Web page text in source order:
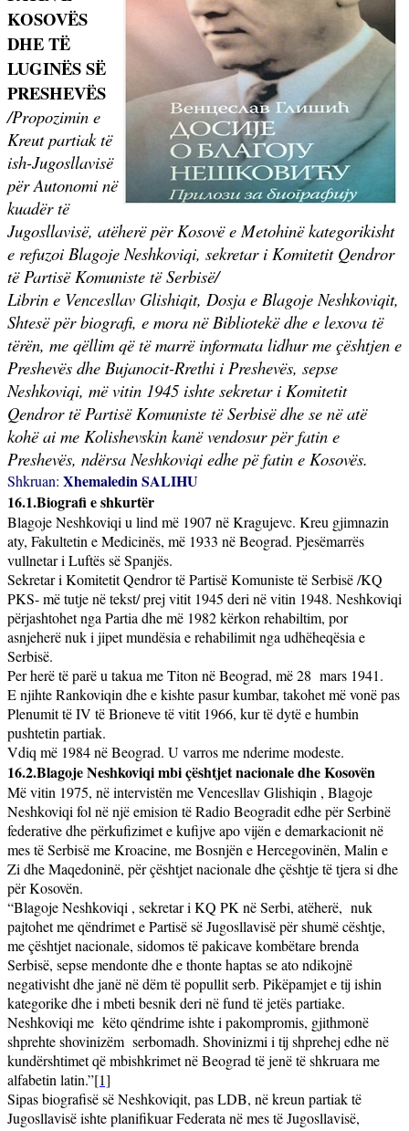
KOSOVËS
DHE TË
LUGINËS SË
PRESHEVËS
/Propozimin e
Kreut partiak të
ish-Jugosllavisë
për Autonomi në
kuadër të
Jugosllavisë, atëherë për Kosovë e Metohinë kategorikisht
e refuzoi Blagoje Neshkoviqi, sekretar i Komitetit Qendror
të Partisë Komuniste të Serbisë/
Librin e Vencesllav Glishiqit, Dosja e Blagoje Neshkoviqit,
Shtesë për biografi, e mora në Bibliotekë dhe e lexova të
tërën, me qëllim që të marrë informata lidhur me çështjen e
Preshevës dhe Bujanocit-Rrethi i Preshevës, sepse
Neshkoviqi, më vitin 1945 ishte sekretar i Komitetit
Qendror të Partisë Komuniste të Serbisë dhe se në atë
kohë ai me Kolishevskin kanë vendosur për fatin e
Preshevës, ndërsa Neshkoviqi edhe pë fatin e Kosovës.
Shkruan: Xhemaledin SALIHU
16.1.Biografi e shkurtër
Blagoje Neshkoviqi u lind më 1907 në Kragujevc. Kreu gjimnazin
aty, Fakultetin e Medicinës, më 1933 në Beograd. Pjesëmarrës
vullnetar i Luftës së Spanjës.
Sekretar i Komitetit Qendror të Partisë Komuniste të Serbisë /KQ
PKS- më tutje në tekst/ prej vitit 1945 deri në vitin 1948. Neshkoviqi
përjashtohet nga Partia dhe më 1982 kërkon rehabiltim, por
asnjeherë nuk i jipet mundësia e rehabilimit nga udhëheqësia e
Serbisë.
Per herë të parë u takua me Titon në Beograd, më 28 mars 1941.
E njihte Rankoviqin dhe e kishte pasur kumbar, takohet më vonë pas
Plenumit të IV të Brioneve të vitit 1966, kur të dytë e humbin
pushtetin partiak.
Vdiq më 1984 në Beograd. U varros me nderime modeste.
16.2.Blagoje Neshkoviqi mbi çështjet nacionale dhe Kosovën
Më vitin 1975, në intervistën me Vencesllav Glishiqin , Blagoje
Neshkoviqi fol në një emision të Radio Beogradit edhe për Serbinë
federative dhe përkufizimet e kufijve apo vijën e demarkacionit në
mes të Serbisë me Kroacine, me Bosnjën e Hercegovinën, Malin e
Zi dhe Maqedoninë, për çështjet nacionale dhe çështje të tjera si dhe
për Kosovën.
“Blagoje Neshkoviqi , sekretar i KQ PK në Serbi, atëherë, nuk
pajtohet me qëndrimet e Partisë së Jugosllavisë për shumë cështje,
me çështjet nacionale, sidomos të pakicave kombëtare brenda
Serbisë, sepse mendonte dhe e thonte haptas se ato ndikojnë
negativisht dhe janë në dëm të popullit serb. Pikëpamjet e tij ishin
kategorike dhe i mbeti besnik deri në fund të jetës partiake.
Neshkoviqi me këto qëndrime ishte i pakompromis, gjithmonë
shprehte shovinizëm serbomadh. Shovinizmi i tij shprehej edhe në
kundërshtimet që mbishkrimet në Beograd të jenë të shkruara me
alfabetin latin.”[1]
Sipas biografisë së Neshkoviqit, pas LDB, në kreun partiak të
Jugosllavisë ishte planifikuar Federata në mes të Jugosllavisë,